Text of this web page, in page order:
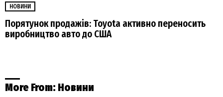
НОВИНИ
Порятунок продажів: Toyota активно переносить
виробництво авто до США
More From: Новини